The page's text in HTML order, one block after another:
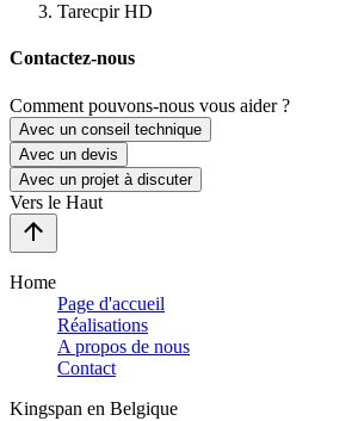
Tarecpir HD
Contactez-nous
Comment pouvons-nous vous aider ?
Avec un conseil technique
Avec un devis
Avec un projet à discuter
Vers le Haut
Home
Page d'accueil
Réalisations
A propos de nous
Contact
Kingspan en Belgique